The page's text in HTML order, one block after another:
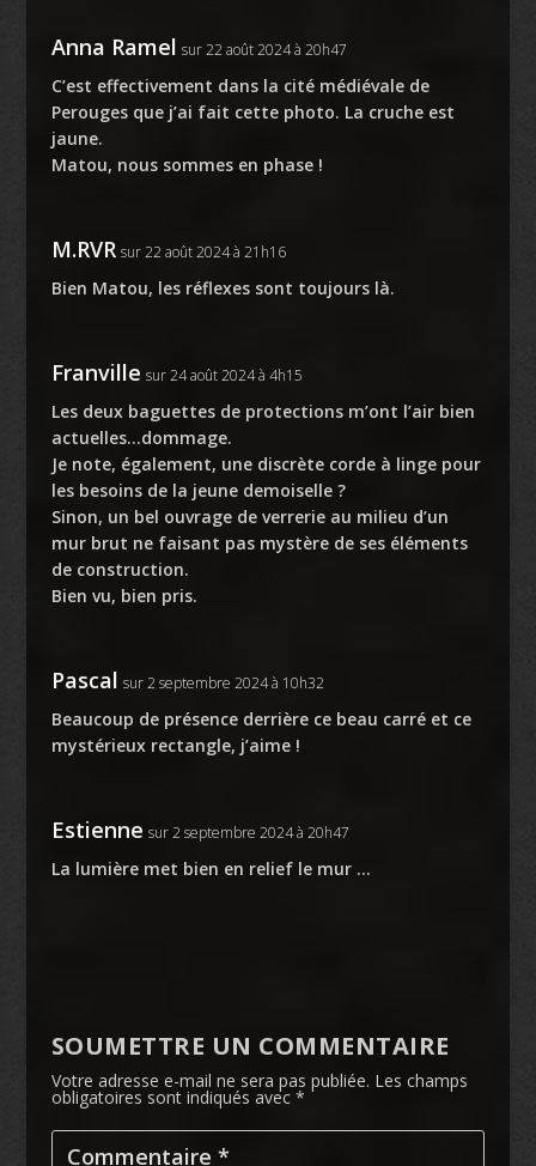
Anna Ramel sur 22 août 2024 à 20h47
C’est effectivement dans la cité médiévale de
Perouges que j’ai fait cette photo. La cruche est
jaune.
Matou, nous sommes en phase !
M.RVR sur 22 août 2024 à 21h16
Bien Matou, les réflexes sont toujours là.
Franville sur 24 août 2024 à 4h15
Les deux baguettes de protections m’ont l’air bien
actuelles…dommage.
Je note, également, une discrète corde à linge pour
les besoins de la jeune demoiselle ?
Sinon, un bel ouvrage de verrerie au milieu d’un
mur brut ne faisant pas mystère de ses éléments
de construction.
Bien vu, bien pris.
Pascal sur 2 septembre 2024 à 10h32
Beaucoup de présence derrière ce beau carré et ce
mystérieux rectangle, j’aime !
Estienne sur 2 septembre 2024 à 20h47
La lumière met bien en relief le mur …
SOUMETTRE UN COMMENTAIRE
Votre adresse e-mail ne sera pas publiée. Les champs
obligatoires sont indiqués avec *